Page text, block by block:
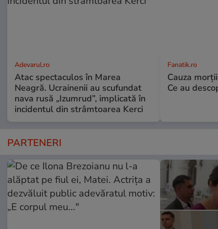
Adevarul.ro
Atac spectaculos în Marea
Neagră. Ucrainenii au scufundat
nava rusă „Izumrud”, implicată în
incidentul din strâmtoarea Kerci
Fanatik.ro
Cauza
Ce au
PARTENERI